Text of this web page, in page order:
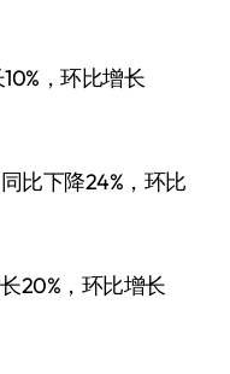
，环比增长
比下降24%，环比
20%，环比增长